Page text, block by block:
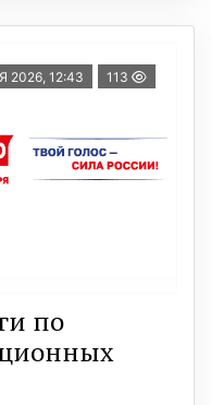
2026, 12:43 113
по